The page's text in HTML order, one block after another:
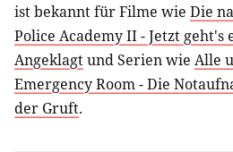
ist bekannt für Filme wie Die
Police Academy II - Jetzt
Angeklagtund Serien wie Alle
Emergency Room - Die
der Gruft.